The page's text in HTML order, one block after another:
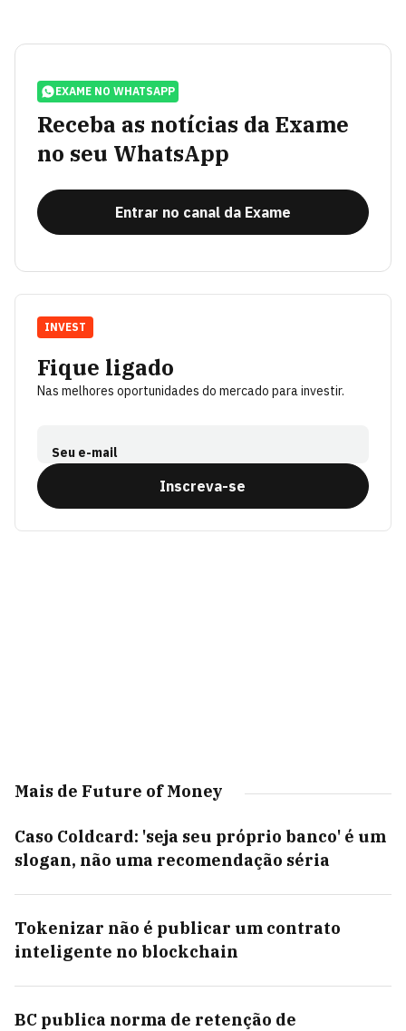
EXAME NO WHATSAPP
Receba as notícias da Exame
no seu WhatsApp
Entrar no canal da Exame
Fique ligado
Nas melhores oportunidades do mercado para investir.
Seu e-mail
Inscreva-se
INVEST
Mais de Future of Money
Caso Coldcard: 'seja seu próprio banco' é um
slogan, não uma recomendação séria
Tokenizar não é publicar um contrato
inteligente no blockchain
BC publica norma de retenção de